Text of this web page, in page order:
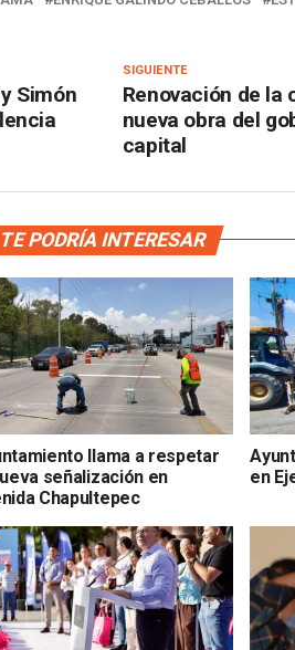
SIGUIENTE
Renovación de la
nueva obra del
capital
Simón
TE PODRÍA INTERESAR
llama a respetar
señalización en
Chapultepec
en